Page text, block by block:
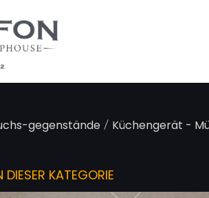
gegenstände/ Küchengerät -
DIESER KATEGORIE